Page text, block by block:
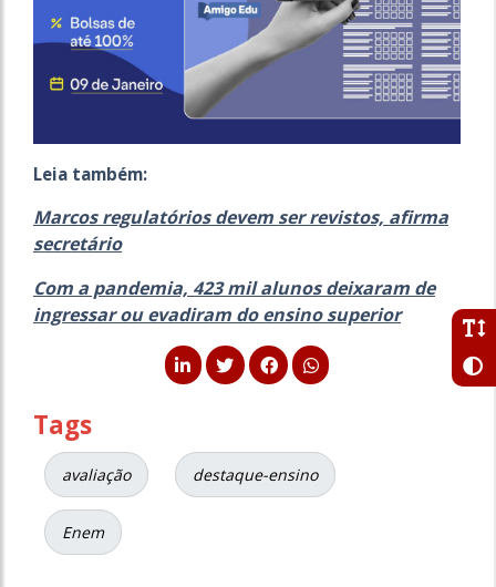
Leia também:
Marcos regulatórios devem ser revistos, afirma
secretário
Com a pandemia, 423 mil alunos deixaram de
ingressar ou evadiram do ensino superior
Tags
avaliação destaque-ensino
Enem